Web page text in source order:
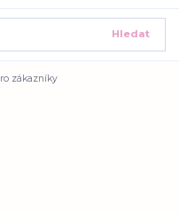
Hledat
zákazníky